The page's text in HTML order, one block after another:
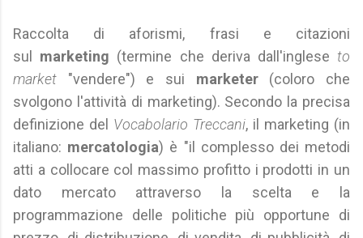
Raccolta di aforismi, frasi e citazioni
sul marketing (termine che deriva dall'inglese to
market "vendere") e sui marketer (coloro che
svolgono l'attività di marketing). Secondo la precisa
definizione del Vocabolario Treccani, il marketing (in
italiano: mercatologia) è "il complesso dei metodi
atti a collocare col massimo profitto i prodotti in un
dato mercato attraverso la scelta e la
programmazione delle politiche più opportune di